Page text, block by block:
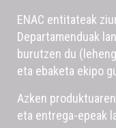
ENAC entitateak
Departamenduak
burutzen du
eta ebaketa ekipo
Azken
eta entrega-epeak